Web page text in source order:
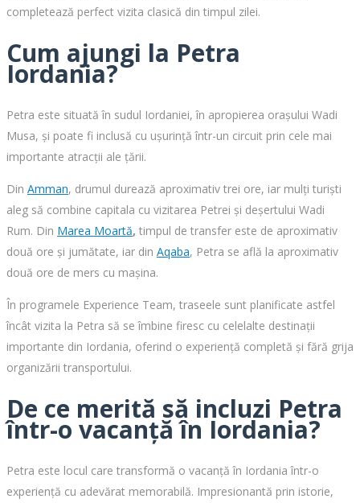
completează perfect vizita clasică din timpul zilei.
Cum ajungi la Petra
Iordania?
Petra este situată în sudul Iordaniei, în apropierea orașului Wadi
Musa, și poate fi inclusă cu ușurință într-un circuit prin cele mai
importante atracții ale țării.
Din Amman, drumul durează aproximativ trei ore, iar mulți turiști
aleg să combine capitala cu vizitarea Petrei și deșertului Wadi
Rum. Din Marea Moartă, timpul de transfer este de aproximativ
două ore și jumătate, iar din Aqaba, Petra se află la aproximativ
două ore de mers cu mașina.
În programele Experience Team, traseele sunt planificate astfel
încât vizita la Petra să se îmbine firesc cu celelalte destinații
importante din Iordania, oferind o experiență completă și fără grija
organizării transportului.
De ce merită să incluzi Petra
într-o vacanță în Iordania?
Petra este locul care transformă o vacanță în Iordania într-o
experiență cu adevărat memorabilă. Impresionantă prin istorie,